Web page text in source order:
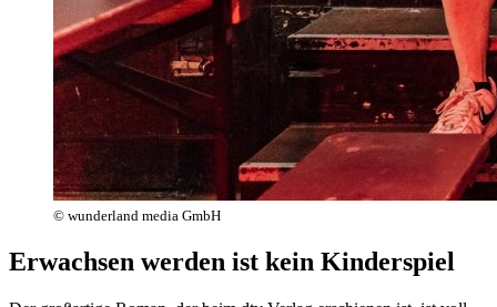
© wunderland media GmbH
Erwachsen werden ist kein Kinderspiel